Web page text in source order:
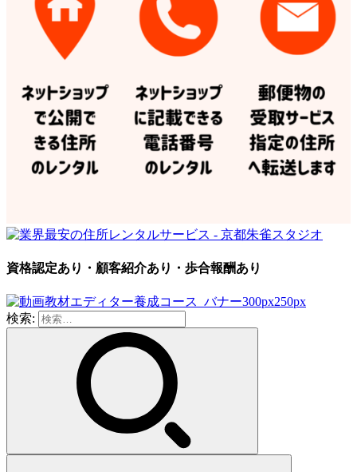
資格認定あり・顧客紹介あり・歩合報酬あり
検索: